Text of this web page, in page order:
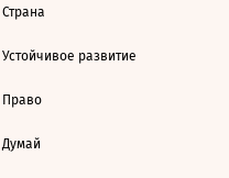
Страна
Устойчивое развитие
Право
Думай